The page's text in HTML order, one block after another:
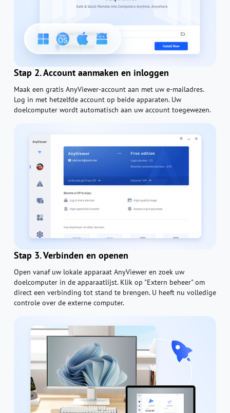
Stap 2. Account aanmaken en inloggen
Maak een gratis AnyViewer-account aan met uw e-mailadres.
Log in met hetzelfde account op beide apparaten. Uw
doelcomputer wordt automatisch aan uw account toegewezen.
Stap 3. Verbinden en openen
Open vanaf uw lokale apparaat AnyViewer en zoek uw
doelcomputer in de apparaatlijst. Klik op "Extern beheer" om
direct een verbinding tot stand te brengen. U heeft nu volledige
controle over de externe computer.